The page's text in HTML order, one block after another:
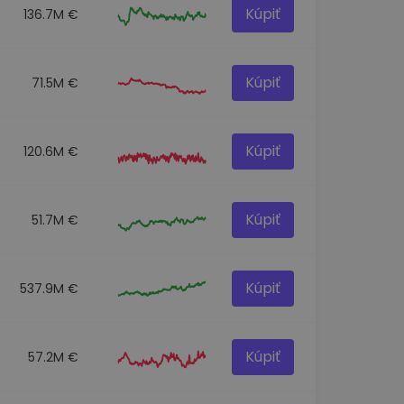
136.7M € Kúpiť
71.5M € Kúpiť
120.6M € Kúpiť
51.7M € Kúpiť
537.9M € Kúpiť
57.2M € Kúpiť